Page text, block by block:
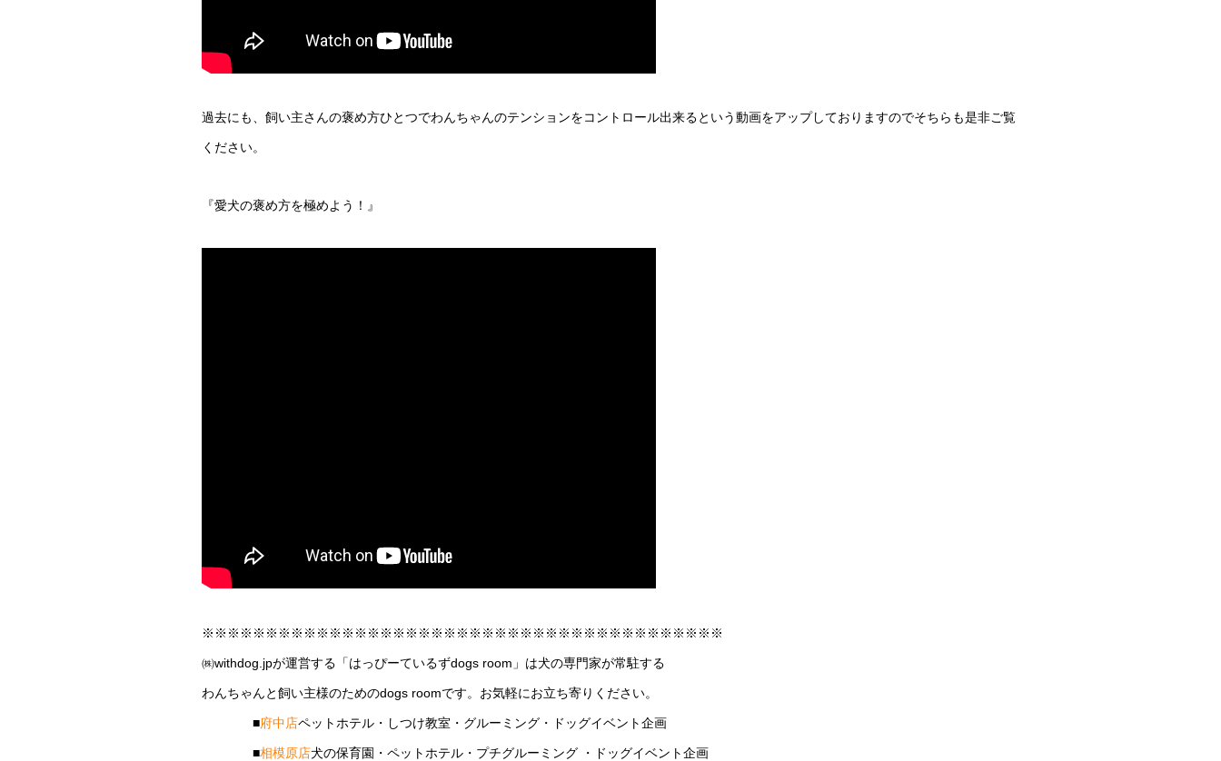
過去にも、飼い主さんの褒め方ひとつでわんちゃんのテンションをコントロール出来るという動画をアップしておりますのでそちらも是非ご覧
ください。
『愛犬の褒め方を極めよう！』
※※※※※※※※※※※※※※※※※※※※※※※※※※※※※※※※※※※※※※※※※
㈱withdog.jpが運営する「はっぴーているずdogs room」は犬の専門家が常駐する
わんちゃんと飼い主様のためのdogs roomです。お気軽にお立ち寄りください。
■府中店ペットホテル・しつけ教室・グルーミング・ドッグイベント企画
■相模原店犬の保育園・ペットホテル・プチグルーミング ・ドッグイベント企画